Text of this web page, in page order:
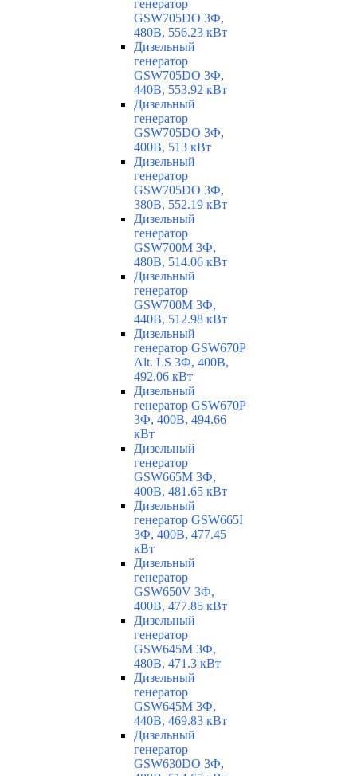
генератор
GSW705DO 3Ф,
480В, 556.23 кВт
Дизельный
генератор
GSW705DO 3Ф,
440В, 553.92 кВт
Дизельный
генератор
GSW705DO 3Ф,
400В, 513 кВт
Дизельный
генератор
GSW705DO 3Ф,
380В, 552.19 кВт
Дизельный
генератор
GSW700M 3Ф,
480В, 514.06 кВт
Дизельный
генератор
GSW700M 3Ф,
440В, 512.98 кВт
Дизельный
генератор GSW670P
Alt. LS 3Ф, 400В,
492.06 кВт
Дизельный
генератор GSW670P
3Ф, 400В, 494.66
кВт
Дизельный
генератор
GSW665M 3Ф,
400В, 481.65 кВт
Дизельный
генератор GSW665I
3Ф, 400В, 477.45
кВт
Дизельный
генератор
GSW650V 3Ф,
400В, 477.85 кВт
Дизельный
генератор
GSW645M 3Ф,
480В, 471.3 кВт
Дизельный
генератор
GSW645M 3Ф,
440В, 469.83 кВт
Дизельный
генератор
GSW630DO 3Ф,